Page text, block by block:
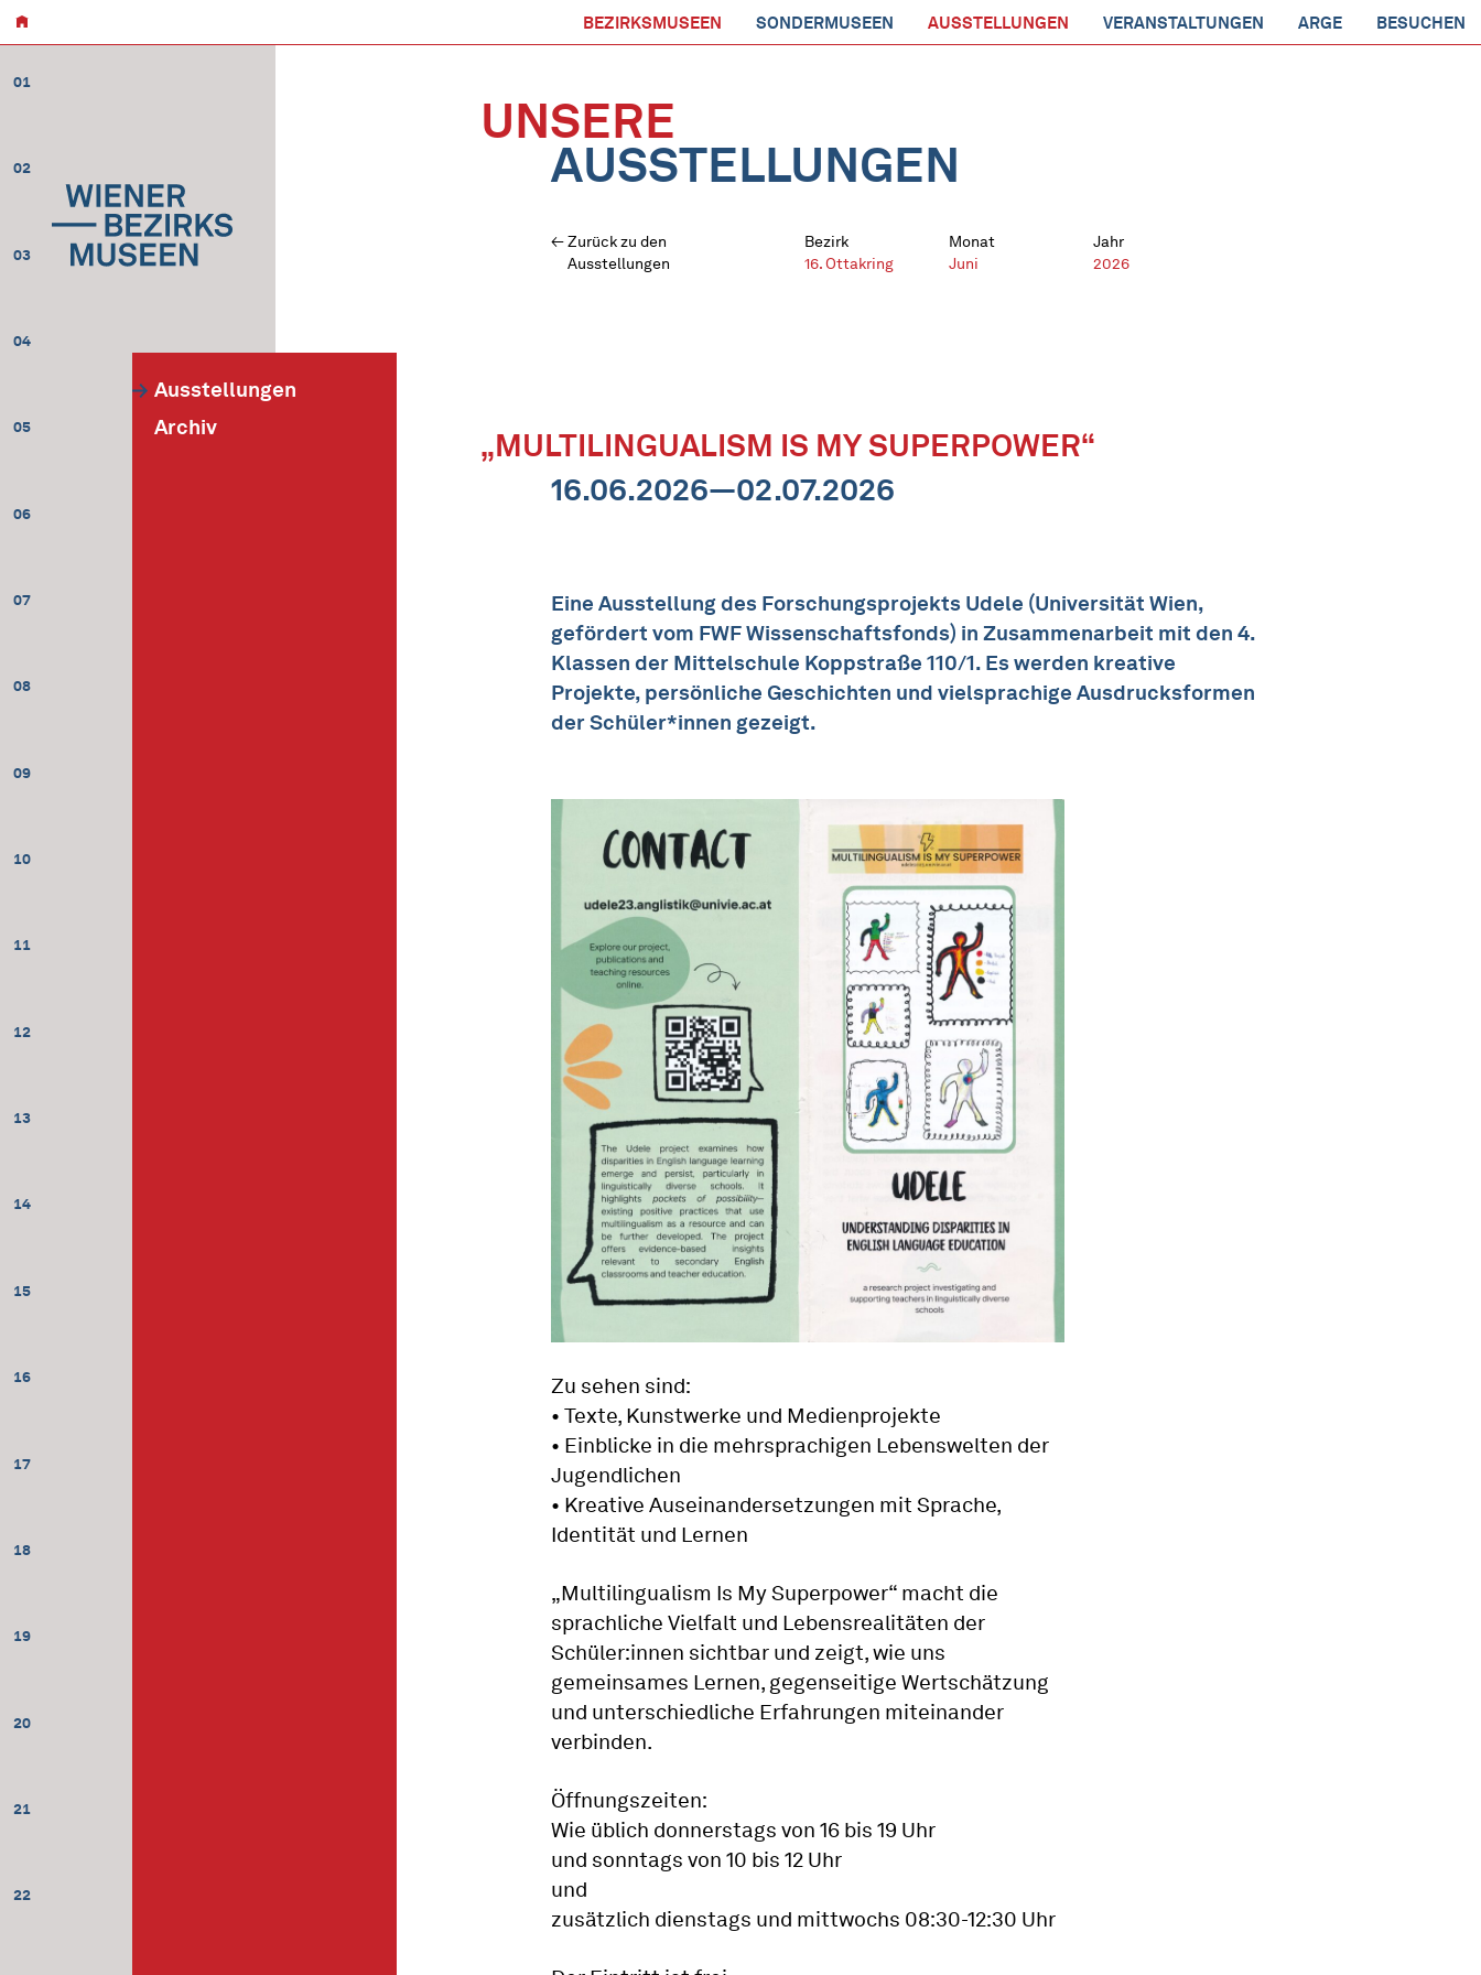
BEZIRKSMUSEEN SONDERMUSEEN AUSSTELLUNGEN VERANSTALTUNGEN ARGE BESUCHEN
01
02
03
04
05
06
07
08
09
10
11
12
13
14
15
16
17
18
19
20
21
22
Ausstellungen
Archiv
UNSERE
AUSSTELLUNGEN
Zurück zu den
Ausstellungen
Bezirk
16. Ottakring
Monat
Juni
Jahr
2026
„MULTILINGUALISM IS MY SUPERPOWER“
16.06.2026—02.07.2026
Eine Ausstellung des Forschungsprojekts Udele (Universität Wien,
gefördert vom FWF Wissenschaftsfonds) in Zusammenarbeit mit den 4.
Klassen der Mittelschule Koppstraße 110/1. Es werden kreative
Projekte, persönliche Geschichten und vielsprachige Ausdrucksformen
der Schüler*innen gezeigt.
Zu sehen sind:
• Texte, Kunstwerke und Medienprojekte
• Einblicke in die mehrsprachigen Lebenswelten der
Jugendlichen
• Kreative Auseinandersetzungen mit Sprache,
Identität und Lernen
„Multilingualism Is My Superpower“ macht die
sprachliche Vielfalt und Lebensrealitäten der
Schüler:innen sichtbar und zeigt, wie uns
gemeinsames Lernen, gegenseitige Wertschätzung
und unterschiedliche Erfahrungen miteinander
verbinden.
Öffnungszeiten:
Wie üblich donnerstags von 16 bis 19 Uhr
und sonntags von 10 bis 12 Uhr
und
zusätzlich dienstags und mittwochs 08:30-12:30 Uhr